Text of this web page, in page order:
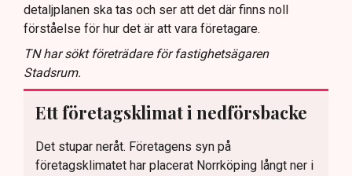
detaljplanen ska tas och ser att det där finns noll
förståelse för hur det är att vara företagare.
TN har sökt företrädare för fastighetsägaren
Stadsrum.
Ett företagsklimat i nedförsbacke
Det stupar neråt. Företagens syn på
företagsklimatet har placerat Norrköping långt ner i